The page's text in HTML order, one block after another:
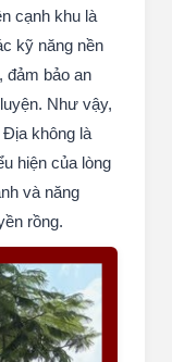
cạnh khu là
kỹ năng nền
đảm bảo an
Như vậy,
không là
hiện của lòng
và năng
rồng.